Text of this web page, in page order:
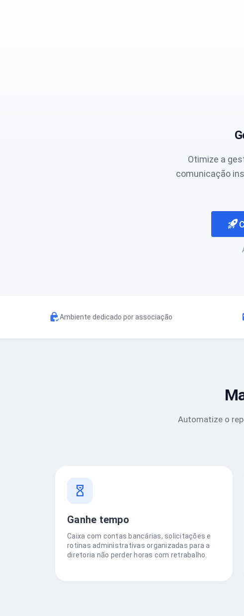
Otimize a
comunicação
Ambiente dedicado por associação
Automatize o
Ganhe tempo
Caixa com contas bancárias, solicitações e
rotinas administrativas organizadas para a
diretoria não perder horas com retrabalho.